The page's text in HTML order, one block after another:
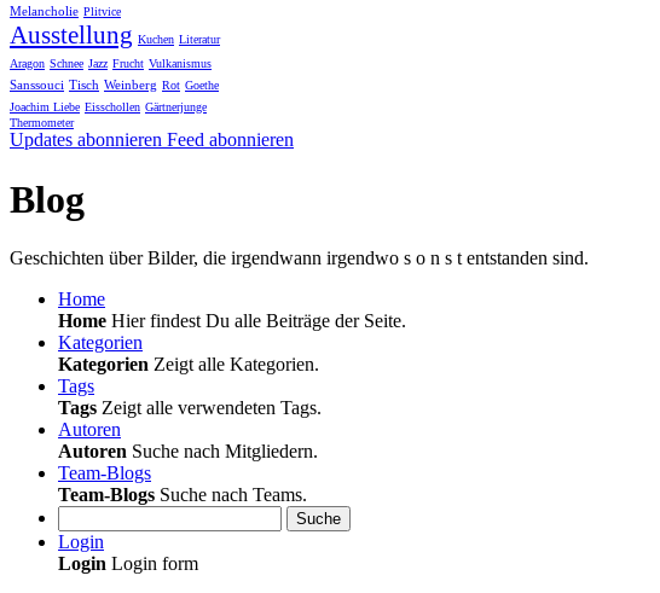
Melancholie Plitvice
Ausstellung Kuchen Literatur
Aragon Schnee Jazz Frucht Vulkanismus
Sanssouci Tisch Weinberg Rot Goethe
Joachim Liebe Eisschollen Gärtnerjunge
Thermometer
Updates abonnieren Feed abonnieren
Blog
Geschichten über Bilder, die irgendwann irgendwo s o n s t entstanden sind.
Home
Home Hier findest Du alle Beiträge der Seite.
Kategorien
Kategorien Zeigt alle Kategorien.
Tags
Tags Zeigt alle verwendeten Tags.
Autoren
Autoren Suche nach Mitgliedern.
Team-Blogs
Team-Blogs Suche nach Teams.
Suche
Login
Login Login form